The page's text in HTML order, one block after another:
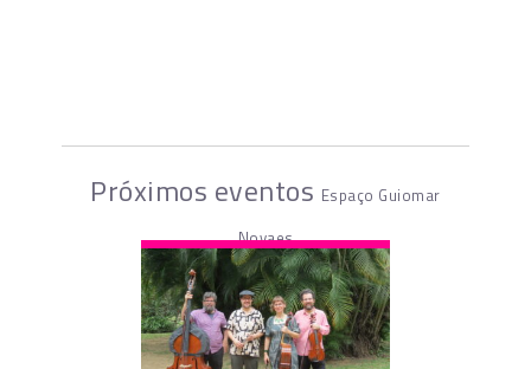
Próximos eventos Espaço Guiomar
Novaes